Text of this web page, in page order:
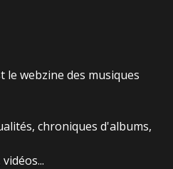
le webzine des musiques
chroniques d'albums,